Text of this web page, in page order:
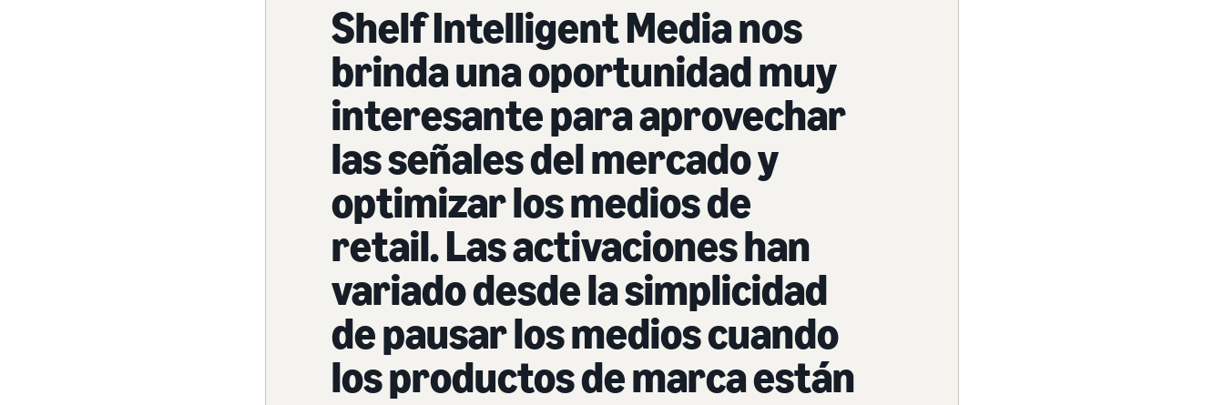
Shelf Intelligent Media nos
brinda una oportunidad muy
interesante para aprovechar
las señales del mercado y
optimizar los medios de
retail. Las activaciones han
variado desde la simplicidad
de pausar los medios cuando
los productos de marca están